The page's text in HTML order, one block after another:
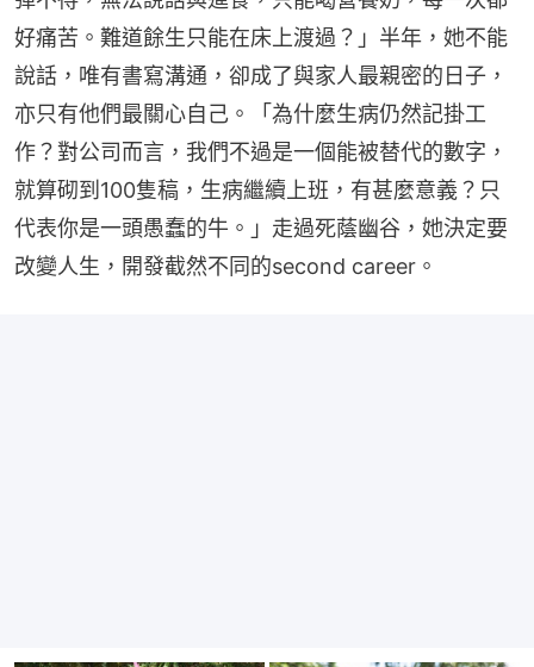
好痛苦。難道餘生只能在床上渡過？」半年，她不能
說話，唯有書寫溝通，卻成了與家人最親密的日子，
亦只有他們最關心自己。「為什麼生病仍然記掛工
作？對公司而言，我們不過是一個能被替代的數字，
就算砌到100隻稿，生病繼續上班，有甚麼意義？只
代表你是一頭愚蠢的牛。」走過死蔭幽谷，她決定要
改變人生，開發截然不同的second career。